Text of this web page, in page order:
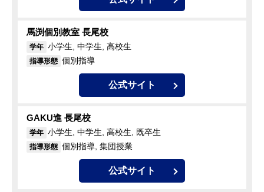
馬渕個別教室 長尾校
学年 小学生, 中学生, 高校生
指導形態 個別指導
公式サイト
GAKU進 長尾校
学年 小学生, 中学生, 高校生, 既卒生
指導形態 個別指導, 集団授業
公式サイト